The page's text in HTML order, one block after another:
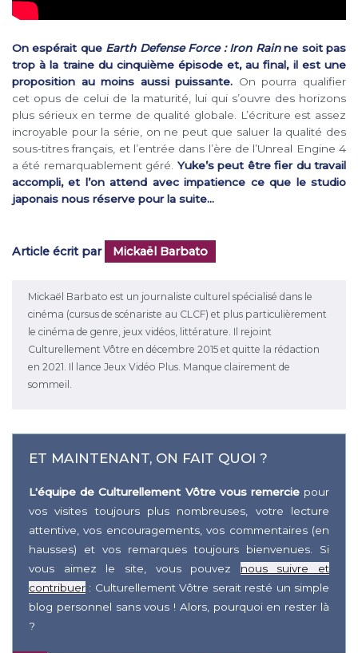
On espérait que Earth Defense Force : Iron Rainne soit pas
trop à la traine du cinquième épisode et, au final, il est une
proposition au moins aussi puissante. On pourra qualifier
cet opus de celui de la maturité, lui qui s’ouvre des horizons
plus sérieux en terme de qualité globale. L’écriture est assez
incroyable pour la série, on ne peut que saluer la qualité des
sous-titres français, et l’entrée dans l’ère de l’Unreal Engine 4
a été remarquablement géré. Yuke’s peut être fier du travail
accompli, et l’on attend avec impatience ce que le studio
japonais nous réserve pour la suite…
Article écrit par Mickaël Barbato
Mickaël Barbato est un journaliste culturel spécialisé dans le
cinéma (cursus de scénariste au CLCF) et plus particulièrement
le cinéma de genre, jeux vidéos, littérature. Il rejoint
Culturellement Vôtre en décembre 2015 et quitte la rédaction
en 2021. Il lance Jeux Vidéo Plus. Manque clairement de
sommeil.
ET MAINTENANT, ON FAIT QUOI ?
L'équipe de Culturellement Vôtre vous remerciepour
vos visites toujours plus nombreuses, votre lecture
attentive, vos encouragements, vos commentaires (en
hausses) et vos remarques toujours bienvenues. Si
vous aimez le site, vous pouvez nous suivre et
contribuer : Culturellement Vôtre serait resté un simple
blog personnel sans vous ! Alors, pourquoi en rester là
?